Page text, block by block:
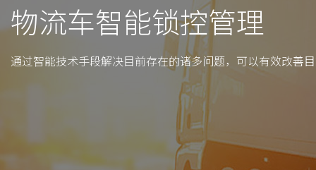
物流车智能锁控管理
通过智能技术手段解决目前存在的诸多问题，可以有效改善